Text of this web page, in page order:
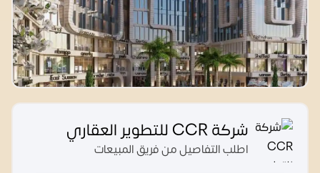
شركة CCR للتطوير العقاري
اطلب التفاصيل من فريق المبيعات